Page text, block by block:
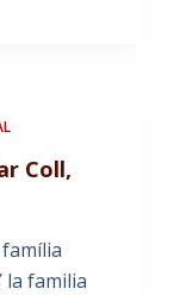
Coll,
família
la familia